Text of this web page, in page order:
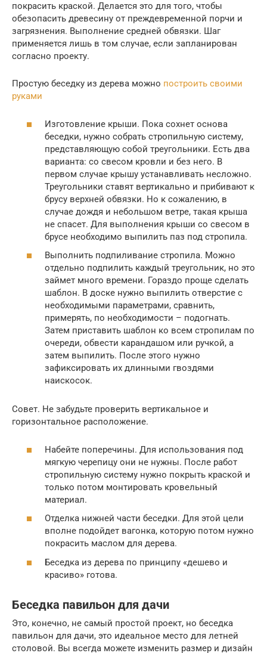
покрасить краской. Делается это для того, чтобы
обезопасить древесину от преждевременной порчи и
загрязнения. Выполнение средней обвязки. Шаг
применяется лишь в том случае, если запланирован
согласно проекту.
Простую беседку из дерева можно построить своими
руками
Изготовление крыши. Пока сохнет основа
беседки, нужно собрать стропильную систему,
представляющую собой треугольники. Есть два
варианта: со свесом кровли и без него. В
первом случае крышу устанавливать несложно.
Треугольники ставят вертикально и прибивают к
брусу верхней обвязки. Но к сожалению, в
случае дождя и небольшом ветре, такая крыша
не спасет. Для выполнения крыши со свесом в
брусе необходимо выпилить паз под стропила.
Выполнить подпиливание стропила. Можно
отдельно подпилить каждый треугольник, но это
займет много времени. Гораздо проще сделать
шаблон. В доске нужно выпилить отверстие с
необходимыми параметрами, сравнить,
примерять, по необходимости – подогнать.
Затем приставить шаблон ко всем стропилам по
очереди, обвести карандашом или ручкой, а
затем выпилить. После этого нужно
зафиксировать их длинными гвоздями
наискосок.
Совет. Не забудьте проверить вертикальное и
горизонтальное расположение.
Набейте поперечины. Для использования под
мягкую черепицу они не нужны. После работ
стропильную систему нужно покрыть краской и
только потом монтировать кровельный
материал.
Отделка нижней части беседки. Для этой цели
вполне подойдет вагонка, которую потом нужно
покрасить маслом для дерева.
Беседка из дерева по принципу «дешево и
красиво» готова.
Беседка павильон для дачи
Это, конечно, не самый простой проект, но беседка
павильон для дачи, это идеальное место для летней
столовой. Вы всегда можете изменить размер и дизайн